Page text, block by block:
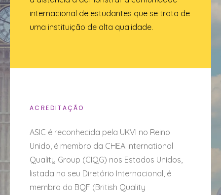
internacional de estudantes que se trata de
uma instituição de alta qualidade.
ACREDITAÇÃO
ASIC é reconhecida pela UKVI no Reino
Unido, é membro da CHEA International
Quality Group (CIQG) nos Estados Unidos,
listada no seu Diretório Internacional, é
membro do BQF (British Quality